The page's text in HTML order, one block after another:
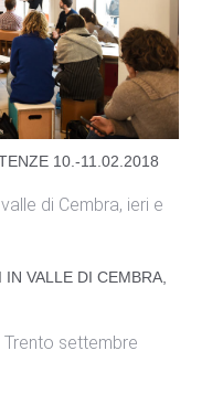
10.-11.02.2018
VALLE DI CEMBRA,